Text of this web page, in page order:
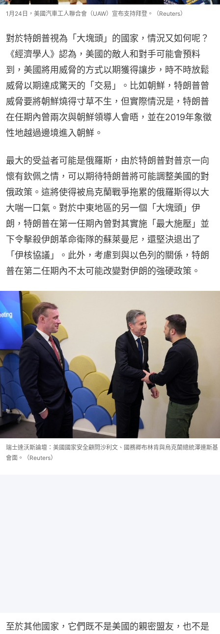
1月24日，美國汽車工人聯合會（UAW）宣布支持拜登。（Reuters）
對於特朗普視為「大塊頭」的國家，情況又如何呢？
《經濟學人》認為，美國的敵人和對手可能會預料
到，美國將用威脅的方式以期獲得讓步，時不時放鬆
威脅以期達成驚天的「交易」。比如朝鮮，特朗普曾
威脅要將朝鮮燒得寸草不生，但實際情況是，特朗普
在任期內曾兩次與朝鮮領導人會晤，並在2019年象徵
性地越過邊境進入朝鮮。
最大的受益者可能是俄羅斯，由於特朗普對普京一向
懷有欽佩之情，可以期待特朗普將可能調整美國的對
俄政策。這將使得被烏克蘭戰爭拖累的俄羅斯得以大
大喘一口氣。對於中東地區的另一個「大塊頭」伊
朗，特朗普在第一任期內曾對其實施「最大施壓」並
下令擊殺伊朗革命衛隊的蘇萊曼尼，還堅決退出了
「伊核協議」。此外，考慮到與以色列的關係，特朗
普在第二任期內不太可能改變對伊朗的強硬政策。
瑞士達沃斯論壇：美國國家安全顧問沙利文、國務卿布林肯與烏克蘭總統澤連斯基
會面。（Reuters）
至於其他國家，它們既不是美國的親密盟友，也不是